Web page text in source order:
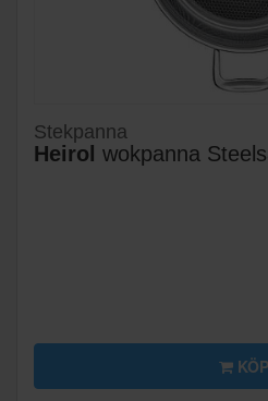
Stekpanna
Heirol wokpanna
KÖP